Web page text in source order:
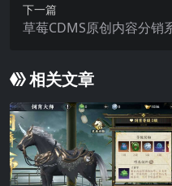
下一篇
草莓CDMS原创内容分销
相关文章